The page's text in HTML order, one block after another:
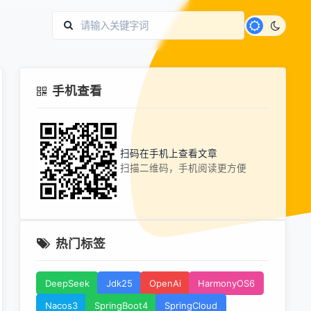
手机查看
扫码在手机上查看文章
扫描二维码，手机阅读更方便
热门标签
DeepSeek Jdk25 OpenAi
HarmonyOS6
Nacos3
SpringBoot4 SpringCloud